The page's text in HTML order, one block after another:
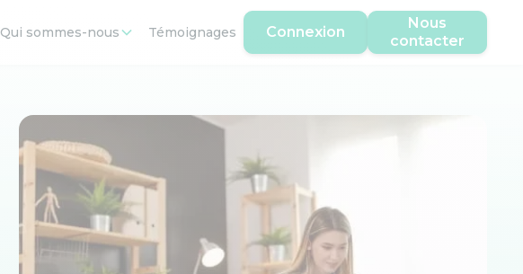
Qui sommes-nous Témoignages Connexion
Nous
contacter